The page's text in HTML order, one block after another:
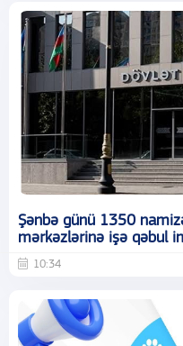
Şənbə günü 1350
mərkəzlərinə işə qəbul
10:34